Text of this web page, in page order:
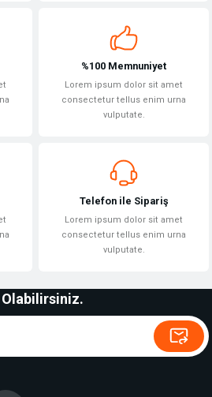
%100 Memnuniyet
Lorem ipsum dolor sit amet
consectetur tellus enim urna
vulputate.
Telefon ile Sipariş
Lorem ipsum dolor sit amet
consectetur tellus enim urna
vulputate.